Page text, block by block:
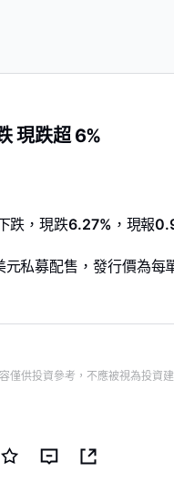
現跌超 6%
跌，現跌6.27% ，現報
私募配售，發行價為每
僅供投資參考，不應被視為投資